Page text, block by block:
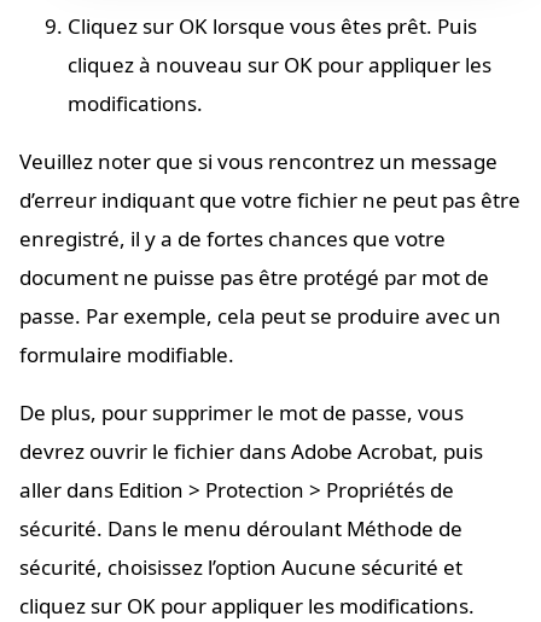
Cliquez sur OK lorsque vous êtes prêt. Puis
cliquez à nouveau sur OK pour appliquer les
modifications.
Veuillez noter que si vous rencontrez un message
d’erreur indiquant que votre fichier ne peut pas être
enregistré, il y a de fortes chances que votre
document ne puisse pas être protégé par mot de
passe. Par exemple, cela peut se produire avec un
formulaire modifiable.
De plus, pour supprimer le mot de passe, vous
devrez ouvrir le fichier dans Adobe Acrobat, puis
aller dans Edition > Protection > Propriétés de
sécurité. Dans le menu déroulant Méthode de
sécurité, choisissez l’option Aucune sécurité et
cliquez sur OK pour appliquer les modifications.